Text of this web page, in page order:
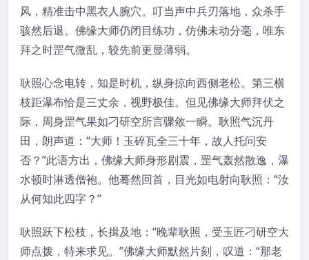
风，精准击中黑衣人腕穴。叮当声中兵刃落地，众杀手
骇然后退。佛缘大师仍闭目练功，仿佛未动分毫，唯东
拜之时罡气微乱，较先前更显薄弱。
耿照心念电转，知是时机，纵身掠向西侧老松。第三横
枝距瀑布恰是三丈余，视野极佳。但见佛缘大师拜伏之
际，周身罡气果如刁研空所言骤敛一瞬。耿照气沉丹
田，朗声道：“大师！玉碎瓦全三十年，故人托问安
否？”此语方出，佛缘大师身形剧震，罡气轰然散逸，瀑
水顿时淋透僧袍。他蓦然回首，目光如电射向耿照：“汝
从何知此四字？”
耿照跃下松枝，长揖及地：“晚辈耿照，受玉匠刁研空大
师点拨，特来求见。”佛缘大师默然片刻，叹道：“那老